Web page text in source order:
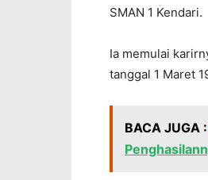
SMAN 1 Kendari.
Ia memulai
tanggal 1 Maret
BACA JUGA :